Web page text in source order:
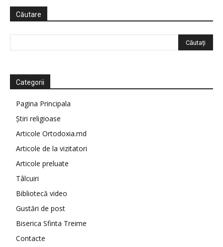
Căutare
Categorii
Pagina Principala
Știri religioase
Articole Ortodoxia.md
Articole de la vizitatori
Articole preluate
Tâlcuiri
Bibliotecă video
Gustări de post
Biserica Sfinta Treime
Contacte